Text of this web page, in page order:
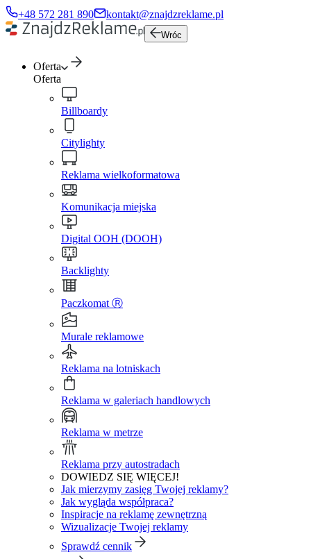
+48 572 281 890 kontakt@znajdzreklame.pl
Wróc
Oferta
Oferta
Billboardy
Citylighty
Reklama wielkoformatowa
Komunikacja miejska
Digital OOH (DOOH)
Backlighty
Paczkomat Ⓡ
Murale reklamowe
Reklama na lotniskach
Reklama w galeriach handlowych
Reklama w metrze
Reklama przy autostradach
DOWIEDZ SIĘ WIĘCEJ!
Jak mierzymy zasięg Twojej reklamy?
Jak wygląda współpraca?
Inspiracje na reklamę zewnętrzną
Wizualizacje Twojej reklamy
Sprawdź cennik